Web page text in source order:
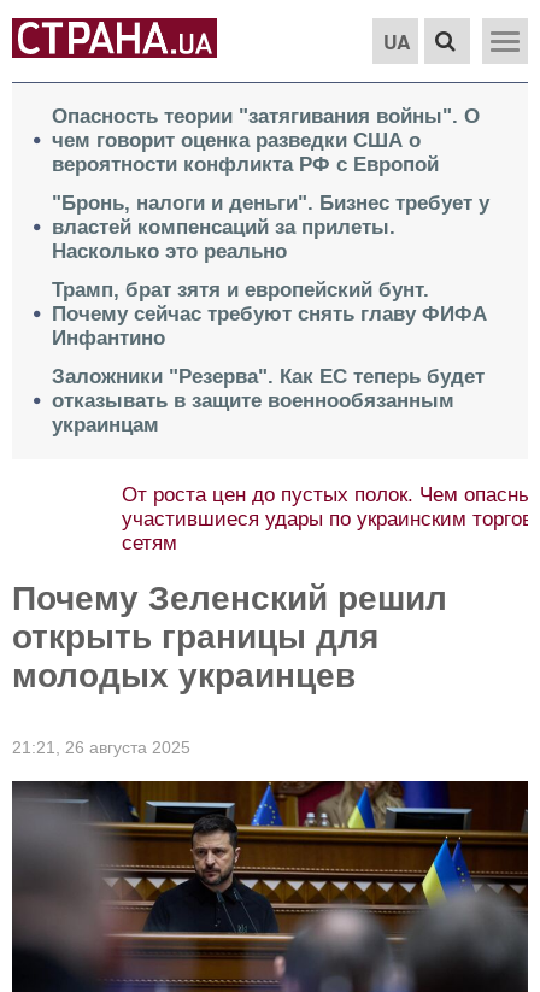
UA
Опасность теории "затягивания войны". О
чем говорит оценка разведки США о
вероятности конфликта РФ с Европой
"Бронь, налоги и деньги". Бизнес требует у
властей компенсаций за прилеты.
Насколько это реально
Трамп, брат зятя и европейский бунт.
Почему сейчас требуют снять главу ФИФА
Инфантино
Заложники "Резерва". Как ЕС теперь будет
отказывать в защите военнообязанным
украинцам
От роста цен до пустых полок. Чем опасны
участившиеся удары по украинским торговым
Почему Зеленский решил
открыть границы для
молодых украинцев
21:21, 26 августа 2025